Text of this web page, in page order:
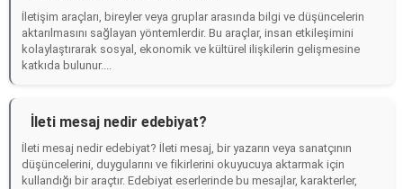
İletişim araçları, bireyler veya gruplar arasında bilgi ve düşüncelerin
aktarılmasını sağlayan yöntemlerdir. Bu araçlar, insan etkileşimini
kolaylaştırarak sosyal, ekonomik ve kültürel ilişkilerin gelişmesine
katkıda bulunur....
İleti mesaj nedir edebiyat?
İleti mesaj nedir edebiyat? İleti mesaj, bir yazarın veya sanatçının
düşüncelerini, duygularını ve fikirlerini okuyucuya aktarmak için
kullandığı bir araçtır. Edebiyat eserlerinde bu mesajlar, karakterler,